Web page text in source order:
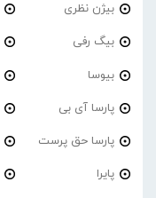
بیژن نظری
بیگ رفی
بیوسا
پارسا آی بی
پارسا حق پرست
پایرا